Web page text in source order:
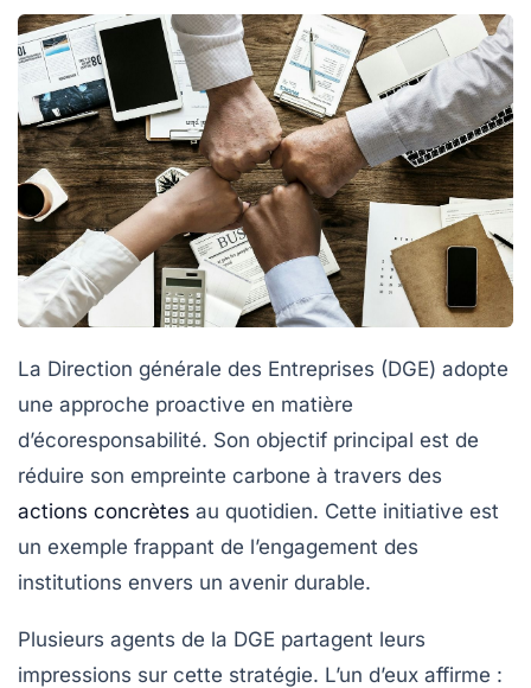
La Direction générale des Entreprises (DGE) adopte
une approche proactive en matière
d’écoresponsabilité. Son objectif principal est de
réduire son empreinte carbone à travers des
actions concrètes au quotidien. Cette initiative est
un exemple frappant de l’engagement des
institutions envers un avenir durable.
Plusieurs agents de la DGE partagent leurs
impressions sur cette stratégie. L’un d’eux affirme :